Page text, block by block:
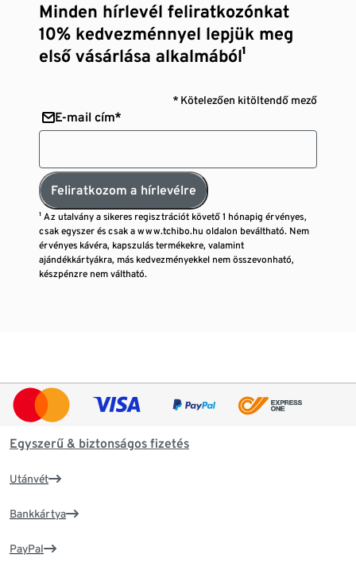
Minden hírlevél feliratkozónkat
10% kedvezménnyel lepjük meg
első vásárlása alkalmából¹
* Kötelezően kitöltendő mező
E-mail cím*
Feliratkozom a hírlevélre
¹ Az utalvány a sikeres regisztrációt követő 1 hónapig érvényes,
csak egyszer és csak a www.tchibo.hu oldalon beváltható. Nem
érvényes kávéra, kapszulás termékekre, valamint
ajándékkártyákra, más kedvezményekkel nem összevonható,
készpénzre nem váltható.
Egyszerű & biztonságos fizetés
Utánvét
Bankkártya
PayPal